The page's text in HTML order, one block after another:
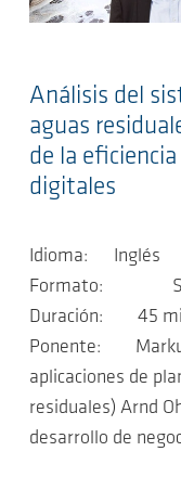
Análisis del
aguas
de la
digitales
Idioma: Inglés
Formato:
Duración: 45
Ponente: Markus
aplicaciones de
residuales) Arnd
desarrollo de